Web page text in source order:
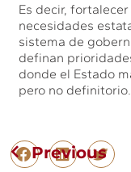
Es decir,
necesidades
sistema de
definan
donde el Estado
pero no definitorio.
Previous